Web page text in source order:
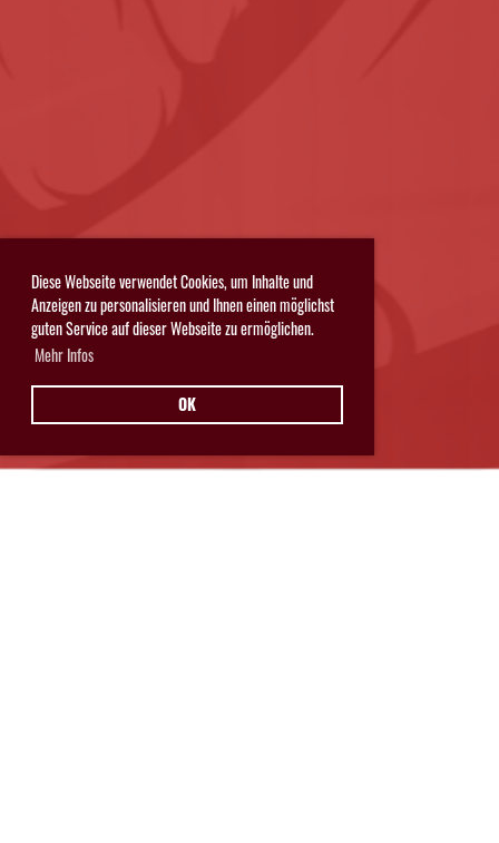
Diese Webseite verwendet Cookies, um Inhalte und
Anzeigen zu personalisieren und Ihnen einen möglichst
guten Service auf dieser Webseite zu ermöglichen.
Mehr Infos
OK